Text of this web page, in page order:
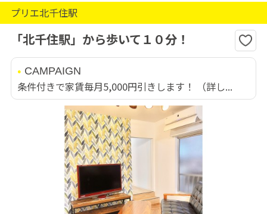
プリエ北千住駅
「北千住駅」から歩いて１０分！
CAMPAIGN
条件付きで家賃毎月5,000円引きします！ （詳し...